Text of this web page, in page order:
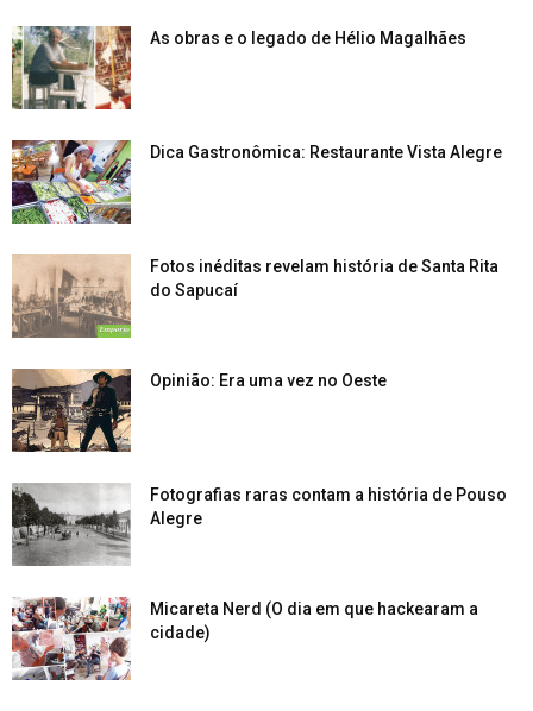
As obras e o legado de Hélio Magalhães
Dica Gastronômica: Restaurante Vista Alegre
Fotos inéditas revelam história de Santa Rita
do Sapucaí
Opinião: Era uma vez no Oeste
Fotografias raras contam a história de Pouso
Alegre
Micareta Nerd (O dia em que hackearam a
cidade)